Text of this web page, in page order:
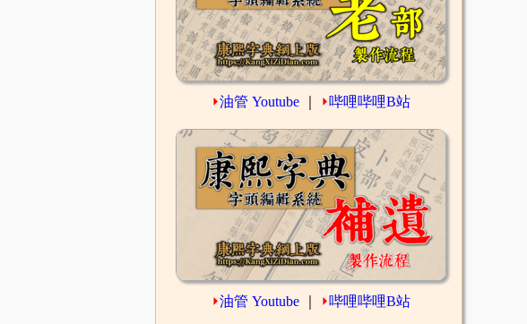
⏵油管 Youtube ⏵哔哩哔哩B站
⏵油管 Youtube ⏵哔哩哔哩B站